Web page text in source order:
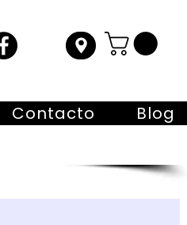
Contacto Blog